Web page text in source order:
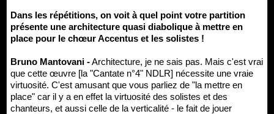
Dans les répétitions, on voit à quel point votre partition
présente une architecture quasi diabolique à mettre en
place pour le chœur Accentus et les solistes !
Bruno Mantovani -Architecture, je ne sais pas. Mais c'est vrai
que cette œuvre [la "Cantate n°4" NDLR] nécessite une vraie
virtuosité. C'est amusant que vous parliez de "la mettre en
place" car il y a en effet la virtuosité des solistes et des
chanteurs, et aussi celle de la verticalité - le fait de jouer